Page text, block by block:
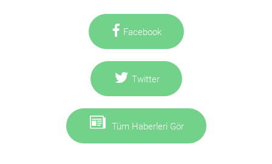
Facebook
Twitter
Tüm Haberleri Gör